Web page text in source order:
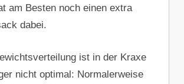
am Besten noch einen extra
dabei.
ist in der Kraxe
nicht optimal: Normalerweise